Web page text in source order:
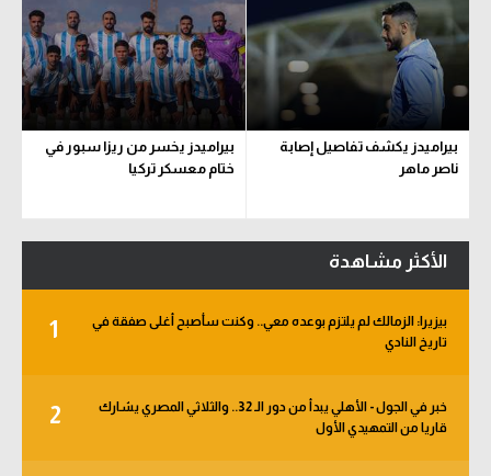
بيراميدز يكشف تفاصيل إصابة
ناصر ماهر
بيراميدز يخسر من ريزا سبور في
ختام معسكر تركيا
الأكثر مشاهدة
1
بيزيرا: الزمالك لم يلتزم بوعده معي.. وكنت سأصبح أغلى صفقة في
تاريخ النادي
2
خبر في الجول - الأهلي يبدأ من دور الـ 32.. والثلاثي المصري يشارك
قاريا من التمهيدي الأول